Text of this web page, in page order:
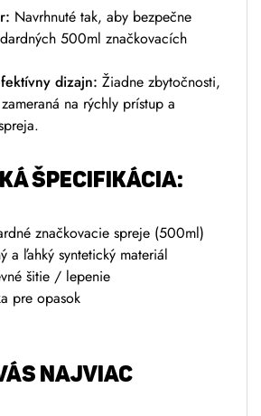
Navrhnuté tak, aby bezpečne
500ml značkovacích
dizajn: Žiadne zbytočnosti,
na rýchly prístup a
ŠPECIFIKÁCIA:
značkovacie spreje (500ml)
a ľahký syntetický materiál
šitie / lepenie
pre opasok
NAJVIAC